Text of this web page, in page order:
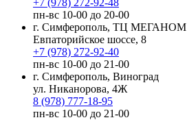
пн-вс 10-00 до 20-00
г. Симферополь, ТЦ МЕГАНОМ
Евпаторийское шоссе, 8
+7 (978) 272-92-40
пн-вс 10-00 до 21-00
г. Симферополь, Виноград
ул. Никанорова, 4Ж
8 (978) 777-18-95
пн-вс 10-00 до 21-00